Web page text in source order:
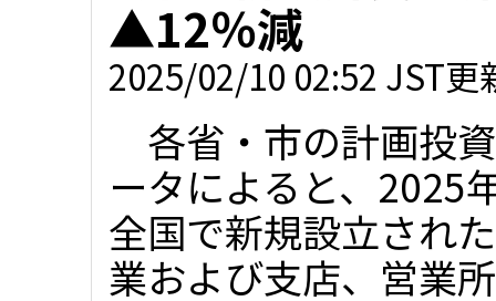
▲12％減
2025/02/10 02:52 JST更
各省・市の計画投
ータによると、2025
全国で新規設立され
業および支店、営業